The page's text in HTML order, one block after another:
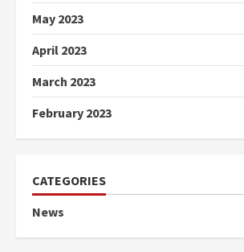
May 2023
April 2023
March 2023
February 2023
CATEGORIES
News